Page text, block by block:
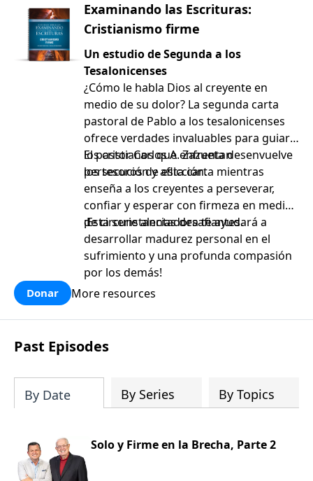
Examinando las Escrituras:
Cristianismo firme
Un estudio de Segunda a los
Tesalonicenses
¿Cómo le habla Dios al creyente en
medio de su dolor? La segunda carta
pastoral de Pablo a los tesalonicenses
ofrece verdades invaluables para guiar a
los cristianos que enfrentan
persecución y aflicción.
El pastor Carlos A. Zazueta desenvuelve
los tesoros de esta carta mientras
enseña a los creyentes a perseverar,
confiar y esperar con firmeza en medio
de circunstancias desafiantes.
¡Esta serie alentadora te ayudará a
desarrollar madurez personal en el
sufrimiento y una profunda compasión
por los demás!
Donar More resources
Past Episodes
By Date By Series By Topics
Solo y Firme en la Brecha, Parte 2